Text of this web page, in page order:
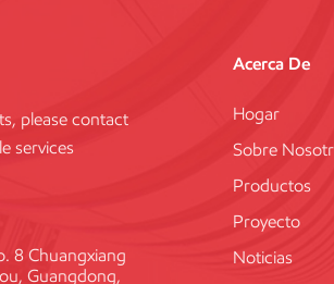
please contact
services
8 Chuangxiang
Guangdong,
Acerca De
Hogar
Sobre
Productos
Proyecto
Noticias